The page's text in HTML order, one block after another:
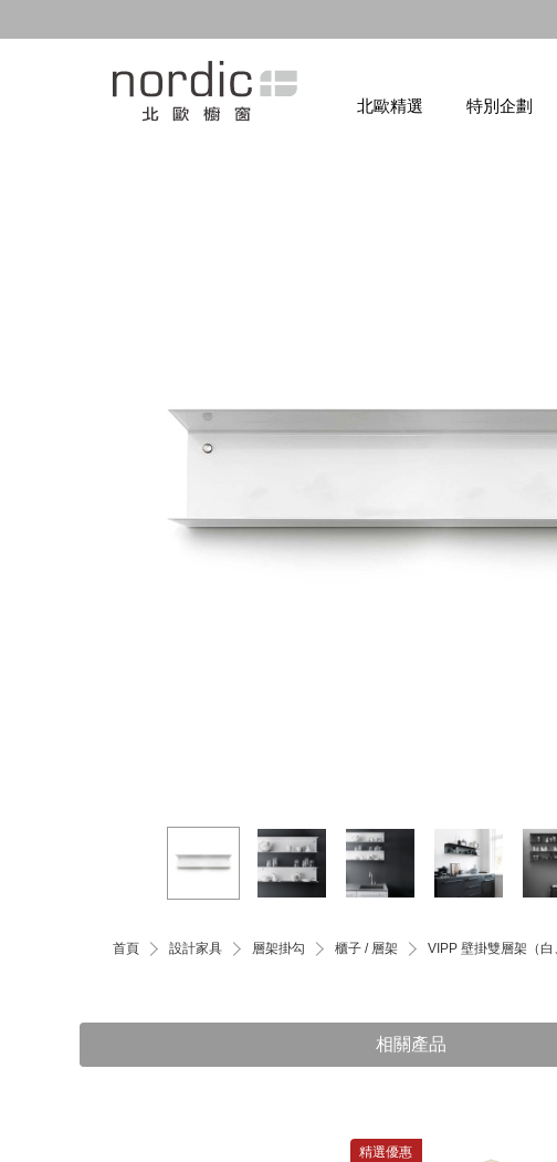
北歐精選 特別企劃
首頁 設計家具 層架掛勾 櫃子 / 層架 VIPP 壁掛雙層架（白
相關產品
精選優惠